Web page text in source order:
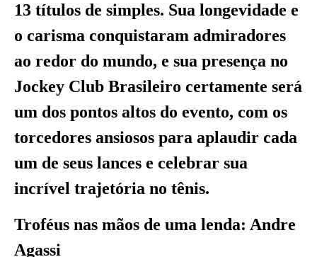
13 títulos de simples. Sua longevidade e
o carisma conquistaram admiradores
ao redor do mundo, e sua presença no
Jockey Club Brasileiro certamente será
um dos pontos altos do evento, com os
torcedores ansiosos para aplaudir cada
um de seus lances e celebrar sua
incrível trajetória no tênis.
Troféus nas mãos de uma lenda: Andre
Agassi